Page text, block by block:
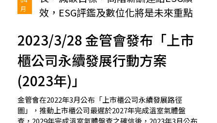
月
效，ESG評鑑及數位化將是未來重點
2023/3/28 金管會發布「上市
櫃公司永續發展行動方案
(2023年)」
金管會在2022年3月公布「上市櫃公司永續發展路徑
圖」，推動上市櫃公司最遲於2027年完成溫室氣體盤
查，2029年完成溫室氣體盤查之確信後，2023年3月公布